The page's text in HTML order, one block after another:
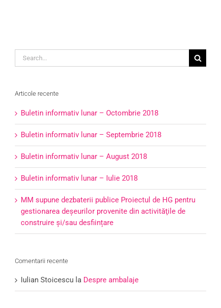
Search
for:
Articole recente
Buletin informativ lunar – Octombrie 2018
Buletin informativ lunar – Septembrie 2018
Buletin informativ lunar – August 2018
Buletin informativ lunar – Iulie 2018
MM supune dezbaterii publice Proiectul de HG pentru
gestionarea deşeurilor provenite din activităţile de
construire şi/sau desființare
Comentarii recente
Iulian Stoicescu la Despre ambalaje